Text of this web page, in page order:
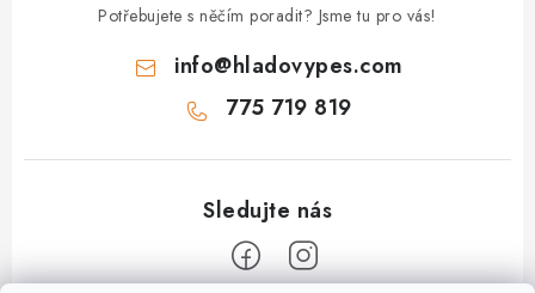
Potřebujete s něčím poradit? Jsme tu pro vás!
info@hladovypes.com
775 719 819